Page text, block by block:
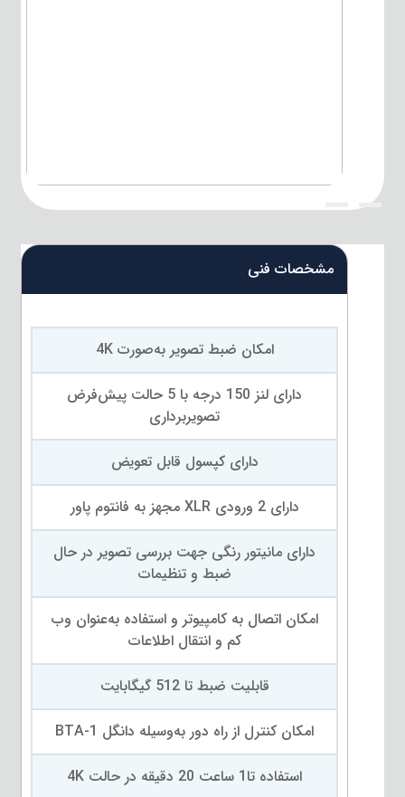
{title}
{title}
مشخصات فنی
امکان ضبط تصویر به‌صورت 4K
دارای لنز 150 درجه با 5 حالت پیش‌فرض
تصویربرداری
دارای کپسول قابل تعویض
دارای 2 ورودی XLR مجهز به فانتوم پاور
دارای مانیتور رنگی جهت بررسی تصویر در حال
ضبط و تنظیمات
امکان اتصال به کامپیوتر و استفاده به‌عنوان وب
کم و انتقال اطلاعات
قابلیت ضبط تا 512 گیگابایت
امکان کنترل از راه دور به‌وسیله دانگل BTA-1
استفاده تا1 ساعت 20 دقیقه در حالت 4K